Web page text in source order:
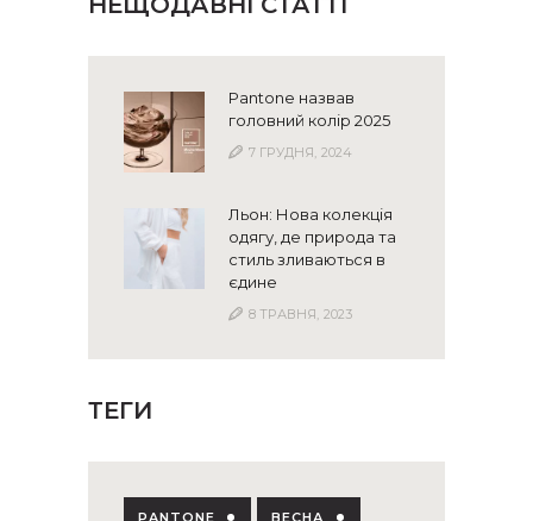
Pantone назвав
головний колір 2025
7 ГРУДНЯ, 2024
Льон: Нова колекція
одягу, де природа та
стиль зливаються в
єдине
8 ТРАВНЯ, 2023
ТЕГИ
PANTONE ВЕСНА